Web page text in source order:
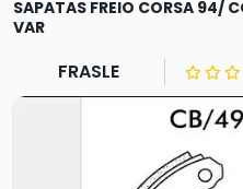
SAPATAS FREIO CORSA 94/
VAR
FRASLE